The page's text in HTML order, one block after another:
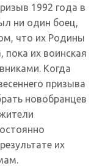
1992 года в
ни один боец,
что их Родины
их воинская
Когда
призыва
новобранцев
их